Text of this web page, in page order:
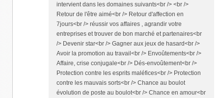
intervient dans les domaines suivants<br /> <br />
Retour de l'être aimé<br /> Retour d'affection en
7jours<br /> réussir vos affaires , agrandir votre
entreprises et trouver de bon marché et partenaires<br
/> Devenir star<br /> Gagner aux jeux de hasard<br />
Avoir la promotion au travail<br /> Envoûtements<br />
Affaire, crise conjugale<br /> Dés-envoûtement<br />
Protection contre les esprits maléfices<br /> Protection
contre les mauvais sorts<br /> Chance au boulot
évolution de poste au boulot<br /> Chance en amour<br